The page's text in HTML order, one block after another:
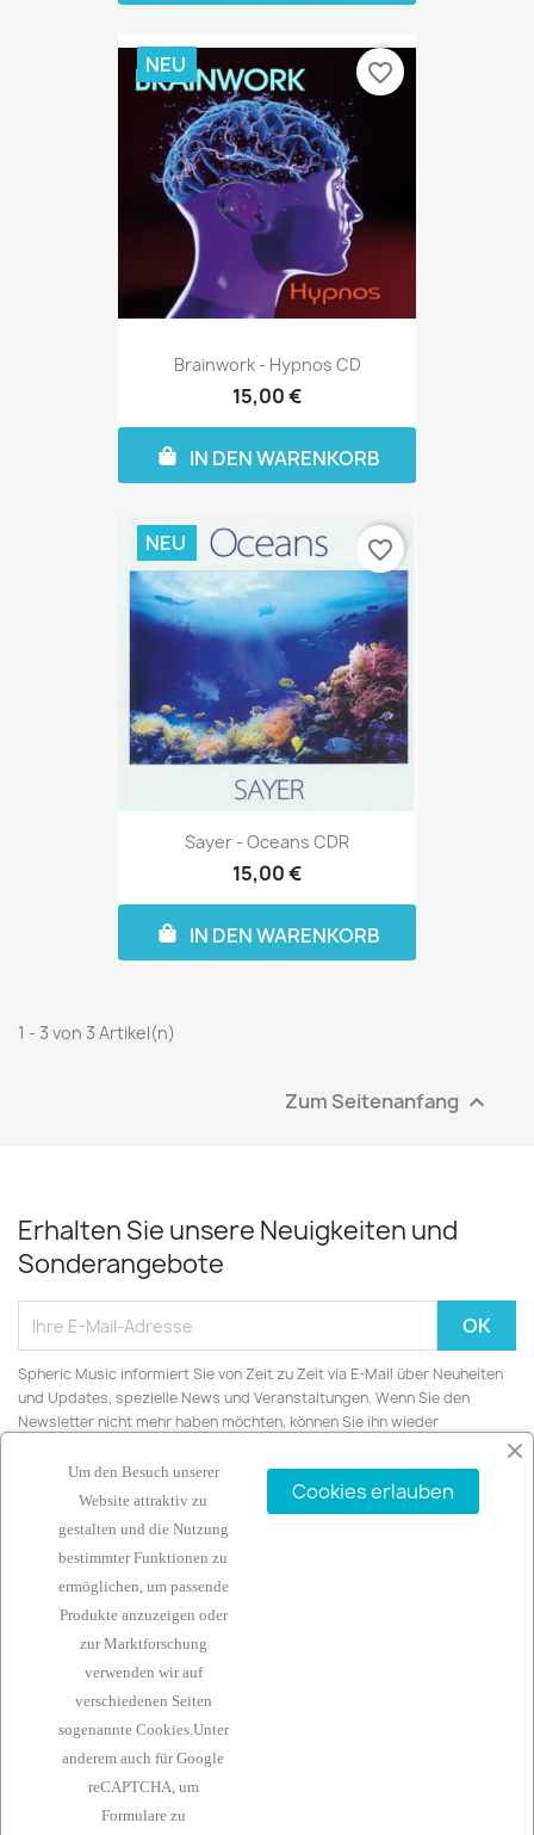
Brainwork - Hypnos CD
15,00 €
NEU
IN DEN WARENKORB
favorite_border
Sayer - Oceans CDR
15,00 €
NEU
IN DEN WARENKORB
favorite_border
1 - 3 von 3 Artikel(n)
Zum Seitenanfang 
Erhalten Sie unsere Neuigkeiten und
Sonderangebote
Spheric Music informiert Sie von Zeit zu Zeit via E-Mail über Neuheiten
und Updates, spezielle News und Veranstaltungen. Wenn Sie den
Newsletter nicht mehr haben möchten, können Sie ihn wieder
ARTIKEL
UNTERNEHMEN
KONTAKTINFORMATIONEN
Rechtliches
Um den Besuch unserer
Website attraktiv zu
gestalten und die Nutzung
bestimmter Funktionen zu
ermöglichen, um passende
Produkte anzuzeigen oder
zur Marktforschung
verwenden wir auf
verschiedenen Seiten
sogenannte Cookies.Unter
anderem auch fürGoogle
reCAPTCHA, um
Formulare zu
Cookies erlauben